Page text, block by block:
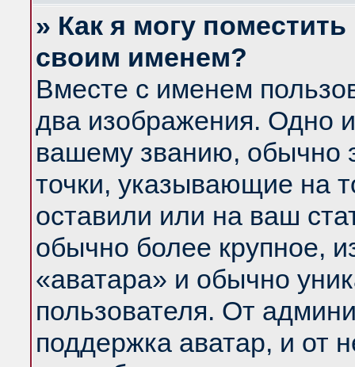
» Как я могу
своим именем?
Вместе с именем
два изображения. Одно
вашему званию, обычно
точки, указывающие на
оставили или на ваш
обычно более крупное,
«аватара» и обычно
пользователя. От
поддержка аватар, и от